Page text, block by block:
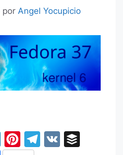
por Angel Yocupicio
Li Pi T
V